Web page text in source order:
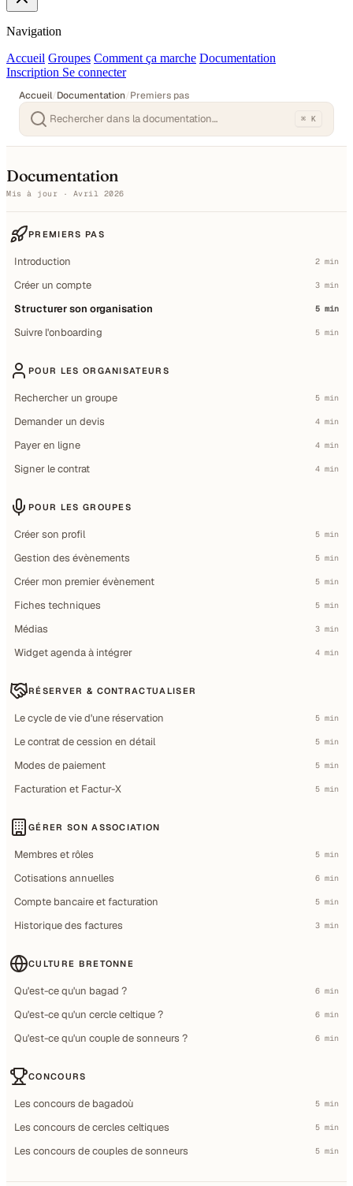
Navigation
Accueil Groupes Comment ça marche Documentation
Inscription Se connecter
Accueil/Documentation/Premiers pas
⌘ K
Documentation
Mis à jour · Avril 2026
PREMIERS PAS
Introduction 2 min
Créer un compte 3 min
Structurer son organisation 5 min
Suivre l'onboarding 5 min
POUR LES ORGANISATEURS
Rechercher un groupe 5 min
Demander un devis 4 min
Payer en ligne 4 min
Signer le contrat 4 min
POUR LES GROUPES
Créer son profil 5 min
Gestion des évènements 5 min
Créer mon premier évènement 5 min
Fiches techniques 5 min
Médias 3 min
Widget agenda à intégrer 4 min
RÉSERVER & CONTRACTUALISER
Le cycle de vie d'une réservation 5 min
Le contrat de cession en détail 5 min
Modes de paiement 5 min
Facturation et Factur-X 5 min
GÉRER SON ASSOCIATION
Membres et rôles 5 min
Cotisations annuelles 6 min
Compte bancaire et facturation 5 min
Historique des factures 3 min
CULTURE BRETONNE
Qu'est-ce qu'un bagad ? 6 min
Qu'est-ce qu'un cercle celtique ? 6 min
Qu'est-ce qu'un couple de sonneurs ? 6 min
CONCOURS
Les concours de bagadoù 5 min
Les concours de cercles celtiques 5 min
Les concours de couples de sonneurs 5 min